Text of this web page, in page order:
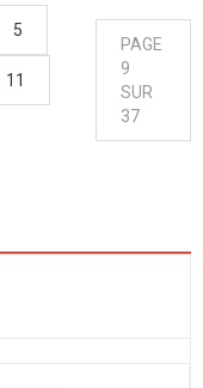
5
11
PAGE
9
SUR
37